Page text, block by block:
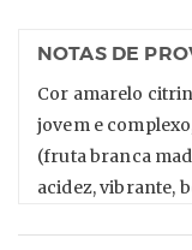
NOTAS DE
Cor amarelo
jovem e
(fruta branca
acidez, vibrante,